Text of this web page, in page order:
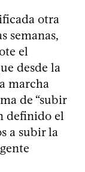
otra
semanas,
el
desde la
marcha
de “subir
definido el
a subir la